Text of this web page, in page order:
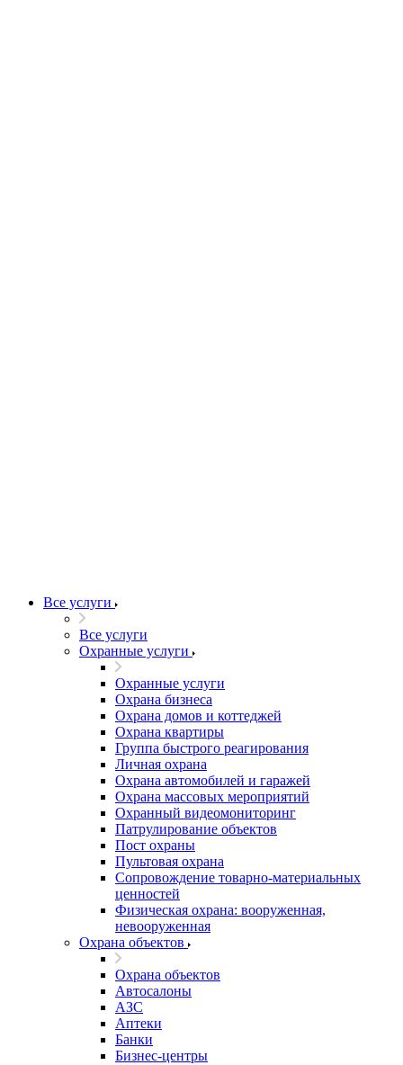
Все услуги
Все услуги
Охранные услуги
Охранные услуги
Охрана бизнеса
Охрана домов и коттеджей
Охрана квартиры
Группа быстрого реагирования
Личная охрана
Охрана автомобилей и гаражей
Охрана массовых мероприятий
Охранный видеомониторинг
Патрулирование объектов
Пост охраны
Пультовая охрана
Сопровождение товарно-материальных
ценностей
Физическая охрана: вооруженная,
невооруженная
Охрана объектов
Охрана объектов
Автосалоны
АЗС
Аптеки
Банки
Бизнес-центры